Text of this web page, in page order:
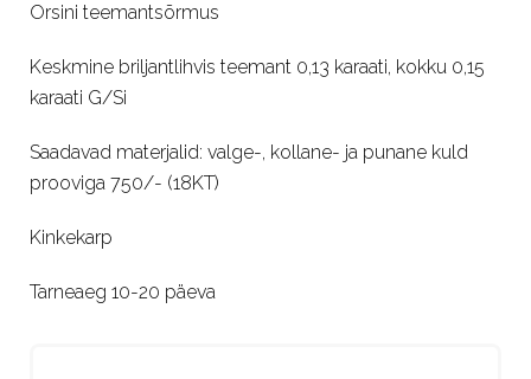
1,055.00€.
895.00€.
Orsini teemantsõrmus
Keskmine briljantlihvis teemant 0,13 karaati, kokku 0,15
karaati G/Si
Saadavad materjalid: valge-, kollane- ja punane kuld
prooviga 750/- (18KT)
Kinkekarp
Tarneaeg 10-20 päeva